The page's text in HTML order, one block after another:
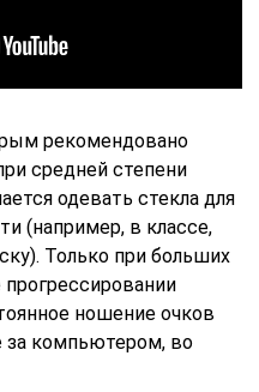
рекомендовано
средней степени
одевать стекла для
(например, в классе,
Только при больших
ношение очков
за компьютером, во